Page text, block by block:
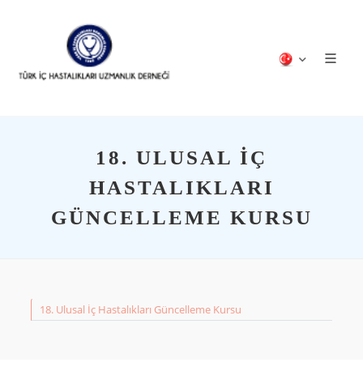
18. ULUSAL İÇ
HASTALIKLARI
GÜNCELLEME KURSU
18. Ulusal İç Hastalıkları Güncelleme Kursu